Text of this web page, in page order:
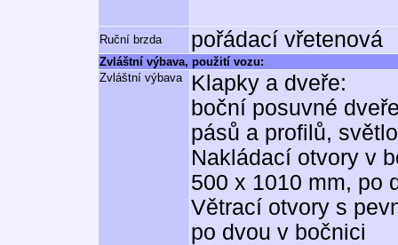
Ruční brzda pořádací vřetenová
Zvláštní výbava, použití vozu:
Zvláštní výbava
Klapky a dveře:
boční posuvné
pásů a profilů,
Nakládací otvory v
500 x 1010 mm, po
Větrací otvory s
po dvou v bočnici